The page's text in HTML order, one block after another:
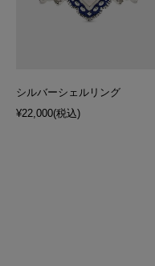
シルバーシェルリング
¥22,000(税込)